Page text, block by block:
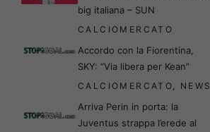
big italiana – SUN
CALCIOMERCATO
Accordo con la Fiorentina,
SKY: “Via libera per Kean”
CALCIOMERCATO NEWS
Arriva Perin in porta: la
Juventus strappa l’erede al